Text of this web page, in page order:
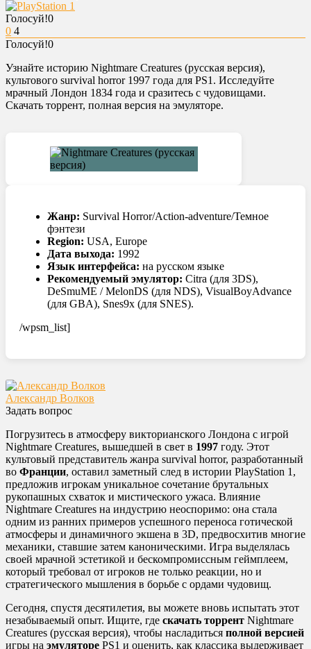
Голосуй!0
0 4
Голосуй!0
Узнайте историю Nightmare Creatures (русская версия),
культового survival horror 1997 года для PS1. Исследуйте
мрачный Лондон 1834 года и сразитесь с чудовищами.
Скачать торрент, полная версия на эмуляторе.
Жанр: Survival Horror/Action-adventure/Темное
фэнтези
Region: USA, Europe
Дата выхода: 1992
Язык интерфейса: на русском языке
Рекомендуемый эмулятор: Citra (для 3DS),
DeSmuME / MelonDS (для NDS), VisualBoyAdvance
(для GBA), Snes9x (для SNES).
/wpsm_list]
Александр Волков
Задать вопрос
Погрузитесь в атмосферу викторианского Лондона с игрой
Nightmare Creatures, вышедшей в свет в 1997 году. Этот
культовый представитель жанра survival horror, разработанный
во Франции, оставил заметный след в истории PlayStation 1,
предложив игрокам уникальное сочетание брутальных
рукопашных схваток и мистического ужаса. Влияние
Nightmare Creatures на индустрию неоспоримо: она стала
одним из ранних примеров успешного переноса готической
атмосферы и динамичного экшена в 3D, предвосхитив многие
механики, ставшие затем каноническими. Игра выделялась
своей мрачной эстетикой и бескомпромиссным геймплеем,
который требовал от игроков не только реакции, но и
стратегического мышления в борьбе с ордами чудовищ.
Сегодня, спустя десятилетия, вы можете вновь испытать этот
незабываемый опыт. Ищите, где скачать торрент Nightmare
Creatures (русская версия), чтобы насладиться полной версией
игры на эмуляторе PS1 и оценить, как классика выдерживает